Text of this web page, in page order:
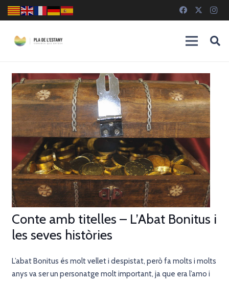
Conte amb titelles – L’Abat Bonitus i
les seves històries
L’abat Bonitus és molt vellet i despistat, però fa molts i molts
anys va ser un personatge molt important, ja que era l’amo i